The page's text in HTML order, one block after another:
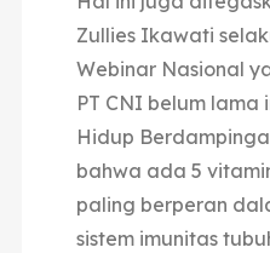
Zullies Ikawati
Webinar Nasional
PT CNI belum lama
Hidup
bahwa ada 5
paling berperan
sistem imunitas